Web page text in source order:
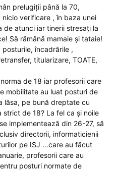
prelugiții până la 70,
verificare , în baza unei
atunci iar tinerii stresați la
Să rămână mamaie și tataie!
încadrările ,
titularizare, TOATE,
de 18 iar profesorii care
mobilitate au luat posturi de
lăsa, pe bună dreptate cu
de 18? La fel ca și noile
implementează din 26-27, să
directorii, informaticienii
pe ISJ …care au făcut
profesorii care au
posturi normate de